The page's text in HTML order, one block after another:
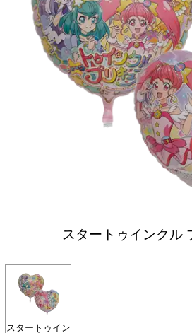
スタートゥインクル
スタートゥイン